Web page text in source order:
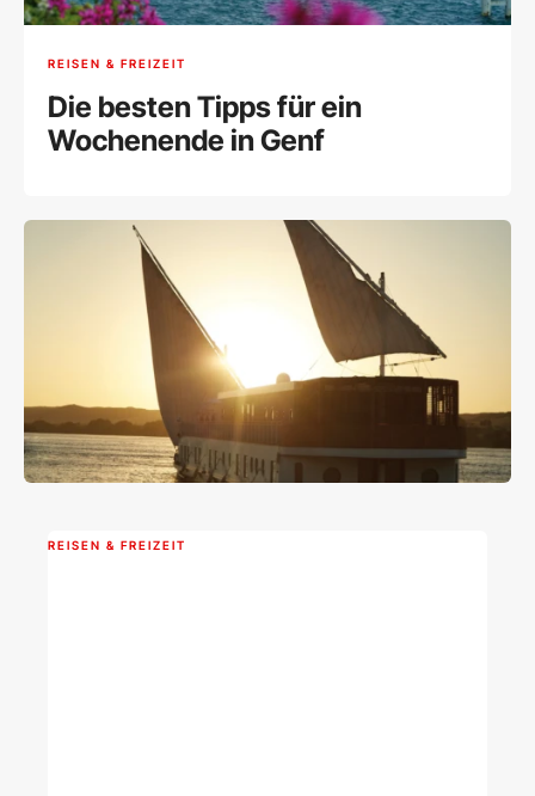
REISEN & FREIZEIT
Die besten Tipps für ein
Wochenende in Genf
REISEN & FREIZEIT